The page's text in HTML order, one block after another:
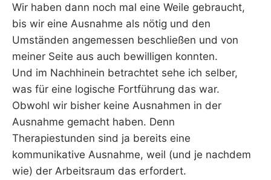
Wir haben dann noch mal eine Weile gebraucht,
bis wir eine Ausnahme als nötig und den
Umständen angemessen beschließen und von
meiner Seite aus auch bewilligen konnten.
Und im Nachhinein betrachtet sehe ich selber,
was für eine logische Fortführung das war.
Obwohl wir bisher keine Ausnahmen in der
Ausnahme gemacht haben. Denn
Therapiestunden sind ja bereits eine
kommunikative Ausnahme, weil (und je nachdem
wie) der Arbeitsraum das erfordert.